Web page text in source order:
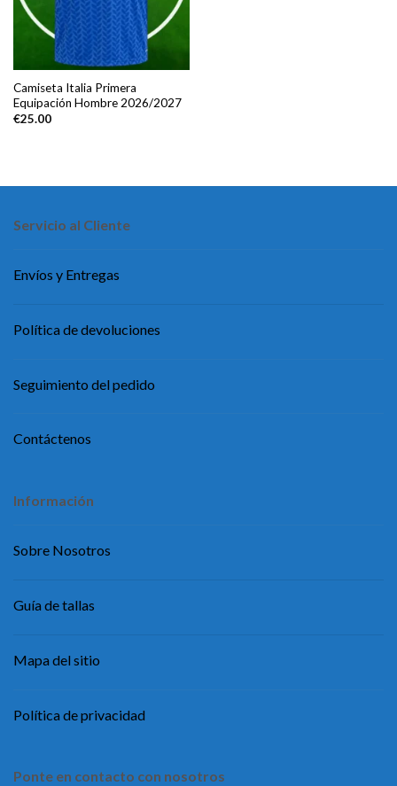
Camiseta Italia Primera
Equipación Hombre 2026/2027
€25.00
Servicio al Cliente
Envíos y Entregas
Política de devoluciones
Seguimiento del pedido
Contáctenos
Información
Sobre Nosotros
Guía de tallas
Mapa del sitio
Política de privacidad
Ponte en contacto con nosotros